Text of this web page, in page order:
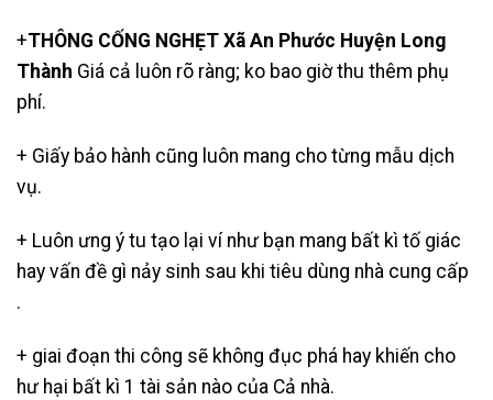
+THÔNG CỐNG NGHẸT Xã An Phước Huyện Long
Thành Giá cả luôn rõ ràng; ko bao giờ thu thêm phụ
phí.
+ Giấy bảo hành cũng luôn mang cho từng mẫu dịch
vụ.
+ Luôn ưng ý tu tạo lại ví như bạn mang bất kì tố giác
hay vấn đề gì nảy sinh sau khi tiêu dùng nhà cung cấp
.
+ giai đoạn thi công sẽ không đục phá hay khiến cho
hư hại bất kì 1 tài sản nào của Cả nhà.